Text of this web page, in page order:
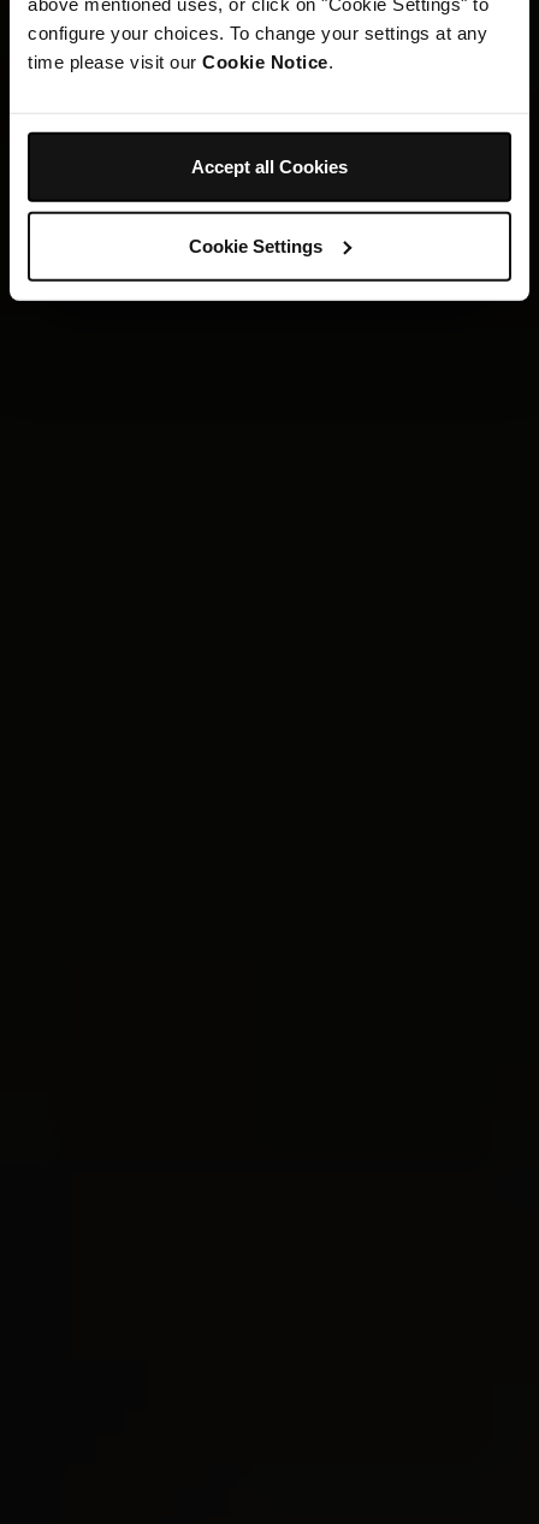
configure your choices. To change your settings at any
time please visit our Cookie Notice.
Accept all Cookies
Cookie Settings